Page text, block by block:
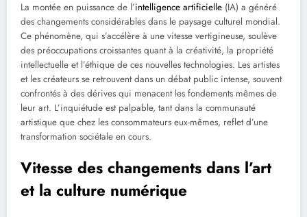
La montée en puissance de l’intelligence artificielle (IA) a généré
des changements considérables dans le paysage culturel mondial.
Ce phénomène, qui s’accélère à une vitesse vertigineuse, soulève
des préoccupations croissantes quant à la créativité, la propriété
intellectuelle et l’éthique de ces nouvelles technologies. Les artistes
et les créateurs se retrouvent dans un débat public intense, souvent
confrontés à des dérives qui menacent les fondements mêmes de
leur art. L’inquiétude est palpable, tant dans la communauté
artistique que chez les consommateurs eux-mêmes, reflet d’une
transformation sociétale en cours.
Vitesse des changements dans l’art
et la culture numérique